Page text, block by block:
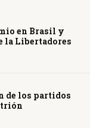
en Brasil y
la Libertadores
de los partidos